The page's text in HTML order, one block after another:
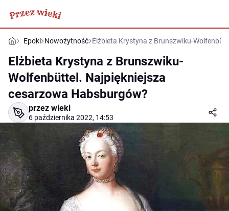
Epoki Nowożytność Elżbieta Krystyna z Brunszwiku-
Elżbieta Krystyna z Brunszwiku-
Wolfenbüttel. Najpiękniejsza
cesarzowa Habsburgów?
przez wieki
6 października 2022, 14:53